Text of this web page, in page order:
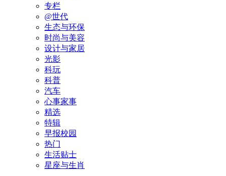
专栏
@世代
生态与环保
时尚与美容
设计与家居
光影
科玩
科普
汽车
心事家事
精选
特辑
早报校园
热门
生活贴士
星座与生肖